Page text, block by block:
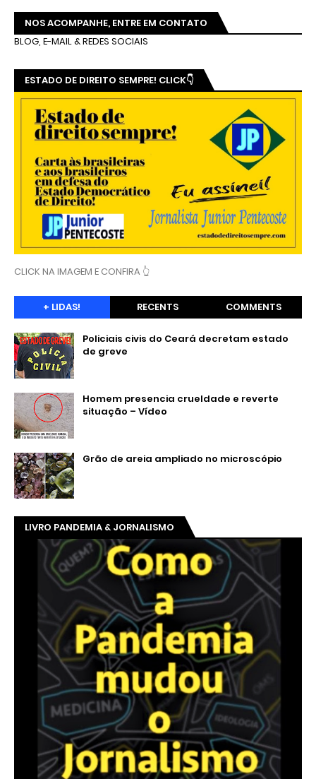
NOS ACOMPANHE, ENTRE EM CONTATO
BLOG, E-MAIL & REDES SOCIAIS
ESTADO DE DIREITO SEMPRE! CLICK👇
CLICK NA IMAGEM E CONFIRA 👆
+ LIDAS! RECENTS COMMENTS
Policiais civis do Ceará decretam estado
de greve
Homem presencia crueldade e reverte
situação – Vídeo
Grão de areia ampliado no microscópio
LIVRO PANDEMIA & JORNALISMO